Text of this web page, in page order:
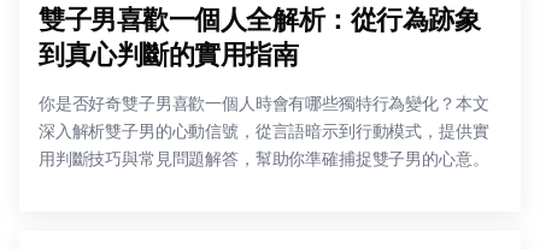
雙子男喜歡一個人全解析：從行為跡象
到真心判斷的實用指南
你是否好奇雙子男喜歡一個人時會有哪些獨特行為變化？本文
深入解析雙子男的心動信號，從言語暗示到行動模式，提供實
用判斷技巧與常見問題解答，幫助你準確捕捉雙子男的心意。